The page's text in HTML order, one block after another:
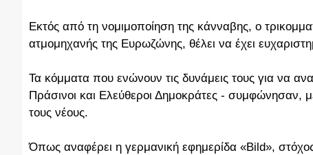
Εκτός από τη νομιμοποίηση της κάνναβης, ο
ατμομηχανής της Ευρωζώνης, θέλει να έχει
Τα κόμματα που ενώνουν τις δυνάμεις τους για να
Πράσινοι και Ελεύθεροι Δημοκράτες - συμφώνησαν,
τους νέους.
Όπως αναφέρει η γερμανική εφημερίδα «Bild»,